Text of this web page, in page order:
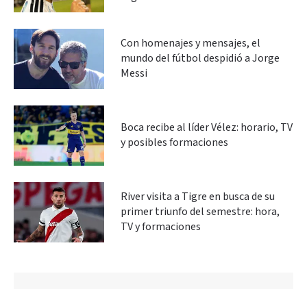
Con homenajes y mensajes, el
mundo del fútbol despidió a Jorge
Messi
Boca recibe al líder Vélez: horario, TV
y posibles formaciones
River visita a Tigre en busca de su
primer triunfo del semestre: hora,
TV y formaciones